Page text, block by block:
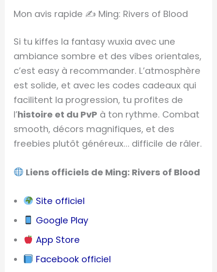
Mon avis rapide ✍️ Ming: Rivers of Blood
Si tu kiffes la fantasy wuxia avec une
ambiance sombre et des vibes orientales,
c’est easy à recommander. L’atmosphère
est solide, et avec les codes cadeaux qui
facilitent la progression, tu profites de
l’histoire et du PvP à ton rythme. Combat
smooth, décors magnifiques, et des
freebies plutôt généreux… difficile de râler.
Liens officiels de Ming: Rivers of Blood
Site officiel
Google Play
App Store
Facebook officiel